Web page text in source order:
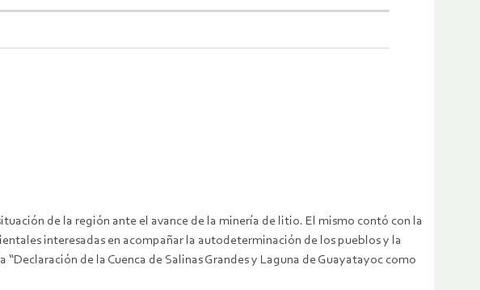
de la región ante el avance de la minería de litio. El mismo contó con la
interesadas en acompañar la autodeterminación de los pueblos y la
de la Cuenca de Salinas Grandes y Laguna de Guayatayoc como